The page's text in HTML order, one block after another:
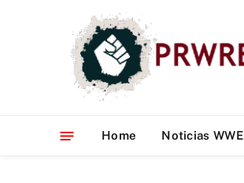
Home Noticias WWE